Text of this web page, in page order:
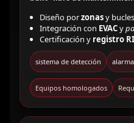
Diseño porzonasy
Integración con EVACy
Certificación y registro
sistema de detección
Equipos homologados